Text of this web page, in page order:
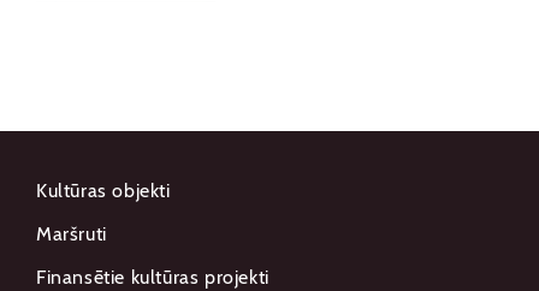
Kultūras objekti
Maršruti
Finansētie kultūras projekti